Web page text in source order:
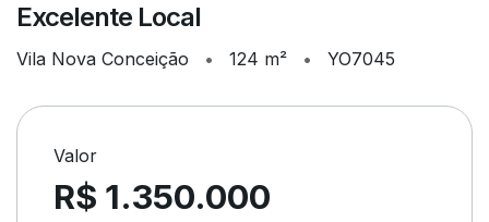
Excelente Local
Vila Nova Conceição • 124 m² • YO7045
Valor
R$ 1.350.000